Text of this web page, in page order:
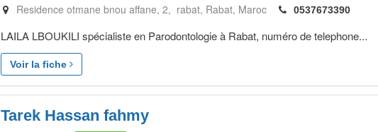
Residence otmane bnou affane, 2, rabat Rabat Maroc 0537673390
LAILA LBOUKILI spécialiste en Parodontologie à Rabat, numéro de telephone...
Voir la fiche
Tarek Hassan fahmy